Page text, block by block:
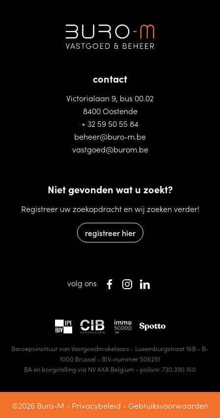
contact
Victorialaan 9, bus 00.02
8400 Oostende
+ 32 59 50 55 84
beheer@buro-m.be
vastgoed@burom.be
Niet gevonden wat u zoekt?
Registreer uw zoekopdracht en wij zoeken verder!
registreer hier
Beroepsinstituut van Vastgoedmakelaars - Luxemburgstraat 16B - B-
1000 Brussel - BIV-nummer 506251
BA en borgstelling via NV AXA Belgium - polisnr. 730.390.160
volg ons
©2026 Buro-M - Privacybeleid - Gebruiksvoorwaarden